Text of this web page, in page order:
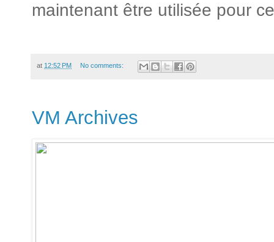
maintenant être utilisée pour
at 12:52 PM No comments:
VM Archives